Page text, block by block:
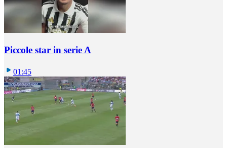
Piccole star in serie A
01:45